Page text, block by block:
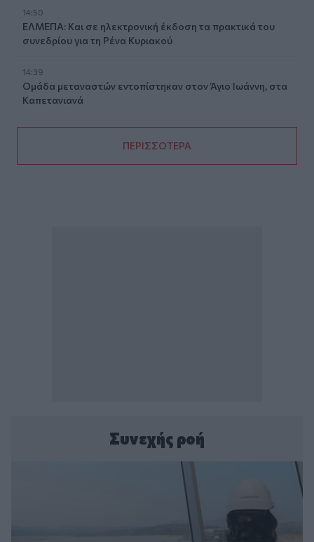
14:50
ΕΛΜΕΠΑ: Και σε ηλεκτρονική έκδοση τα πρακτικά του
συνεδρίου για τη Ρένα Κυριακού
14:39
Ομάδα μεταναστών εντοπίστηκαν στον Άγιο Ιωάννη, στα
Καπετανιανά
ΠΕΡΙΣΣΟΤΕΡΑ
Συνεχής ροή